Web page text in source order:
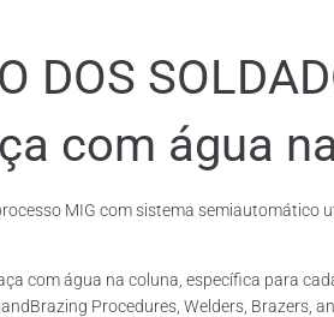
DOS
com água
MIG com sistema
com água na coluna, específica para
Procedures, Welders,